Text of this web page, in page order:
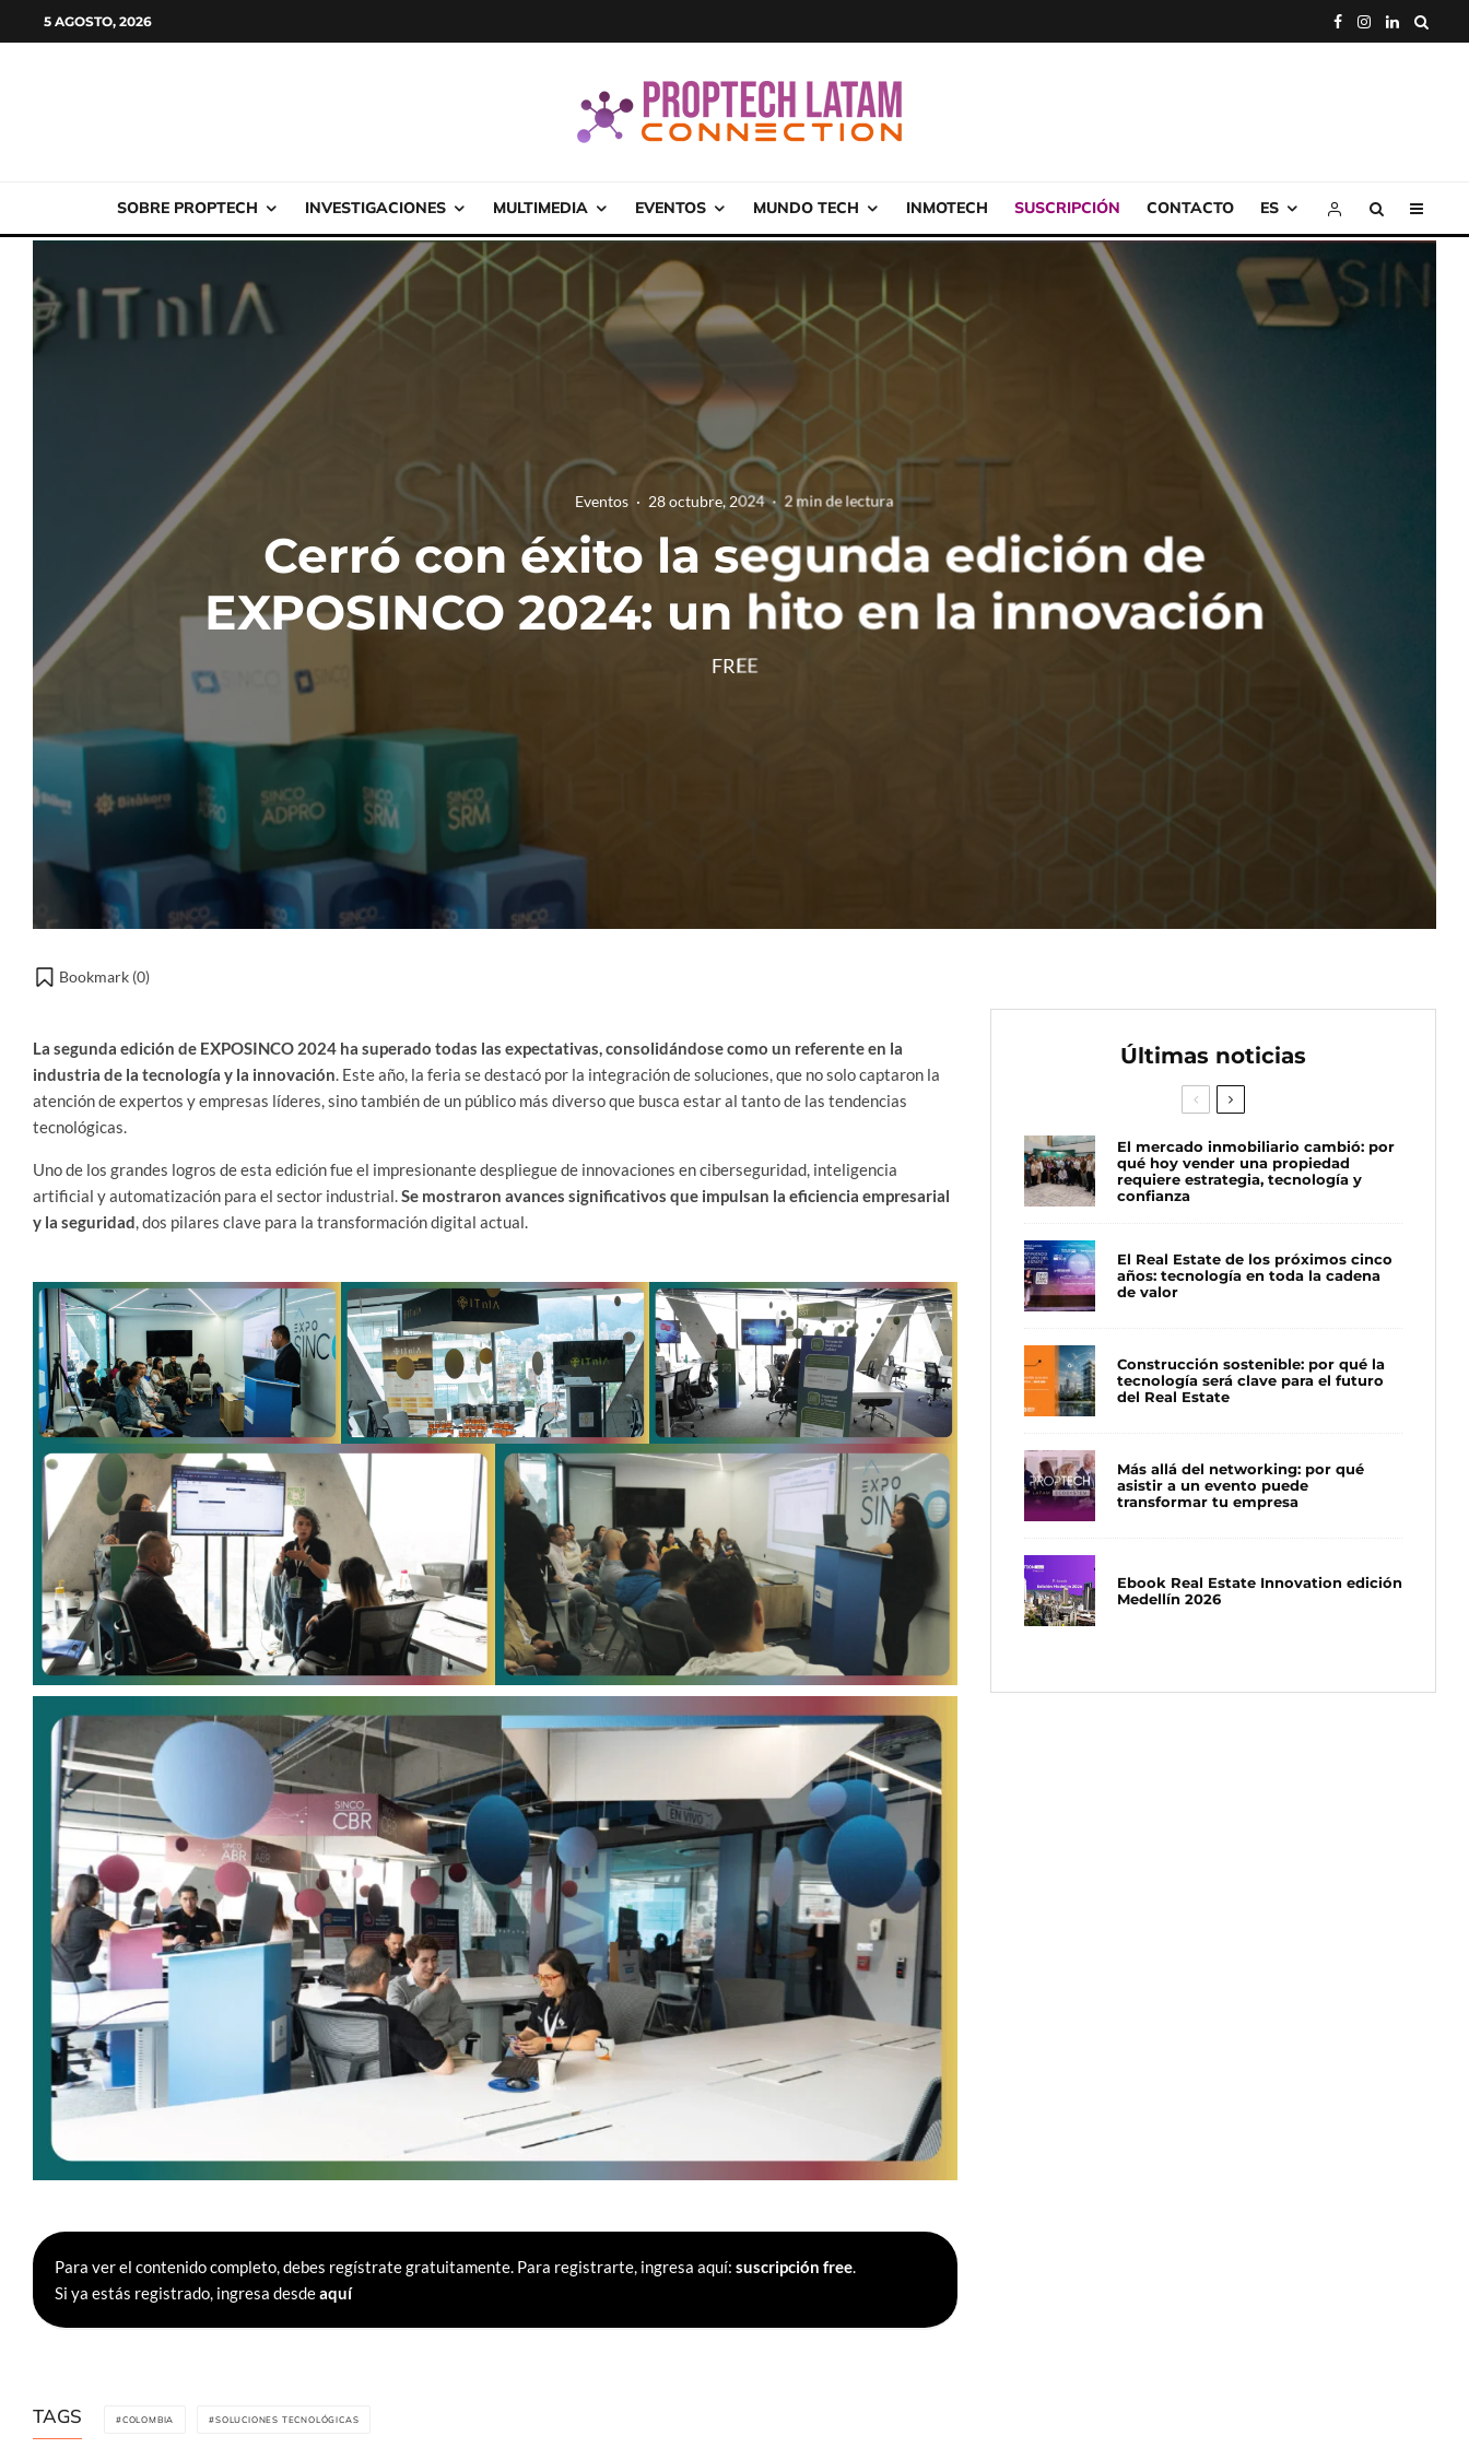
5 AGOSTO, 2026
SOBRE PROPTECH INVESTIGACIONES MULTIMEDIA EVENTOS MUNDO TECH INMOTECH SUSCRIPCIÓN CONTACTO ES
Eventos · 28 octubre, 2024 · 2 min de lectura
Cerró con éxito la segunda edición de
EXPOSINCO 2024: un hito en la innovación
FREE
Bookmark (0)
La segunda edición de EXPOSINCO 2024 ha superado todas las expectativas, consolidándose como un referente en la
industria de la tecnología y la innovación. Este año, la feria se destacó por la integración de soluciones, que no solo captaron la
atención de expertos y empresas líderes, sino también de un público más diverso que busca estar al tanto de las tendencias
tecnológicas.
Uno de los grandes logros de esta edición fue el impresionante despliegue de innovaciones en ciberseguridad, inteligencia
artificial y automatización para el sector industrial.Se mostraron avances significativos que impulsan la eficiencia empresarial
y la seguridad, dos pilares clave para la transformación digital actual.
Para ver el contenido completo, debes regístrate gratuitamente. Para registrarte, ingresa aquí: suscripción free.
Si ya estás registrado, ingresa desdeaquí
TAGS COLOMBIA SOLUCIONES TECNOLÓGICAS
Últimas noticias
El mercado inmobiliario cambió: por
qué hoy vender una propiedad
requiere estrategia, tecnología y
confianza
El Real Estate de los próximos cinco
años: tecnología en toda la cadena
de valor
Construcción sostenible: por qué la
tecnología será clave para el futuro
del Real Estate
Más allá del networking: por qué
asistir a un evento puede
transformar tu empresa
Ebook Real Estate Innovation edición
Medellín 2026